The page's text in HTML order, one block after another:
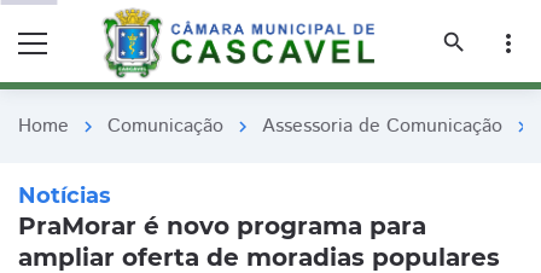
search
more_vert
Home chevron_right Comunicação chevron_right Assessoria de Comunicação chevron_right
Notícias
PraMorar é novo programa para
ampliar oferta de moradias populares